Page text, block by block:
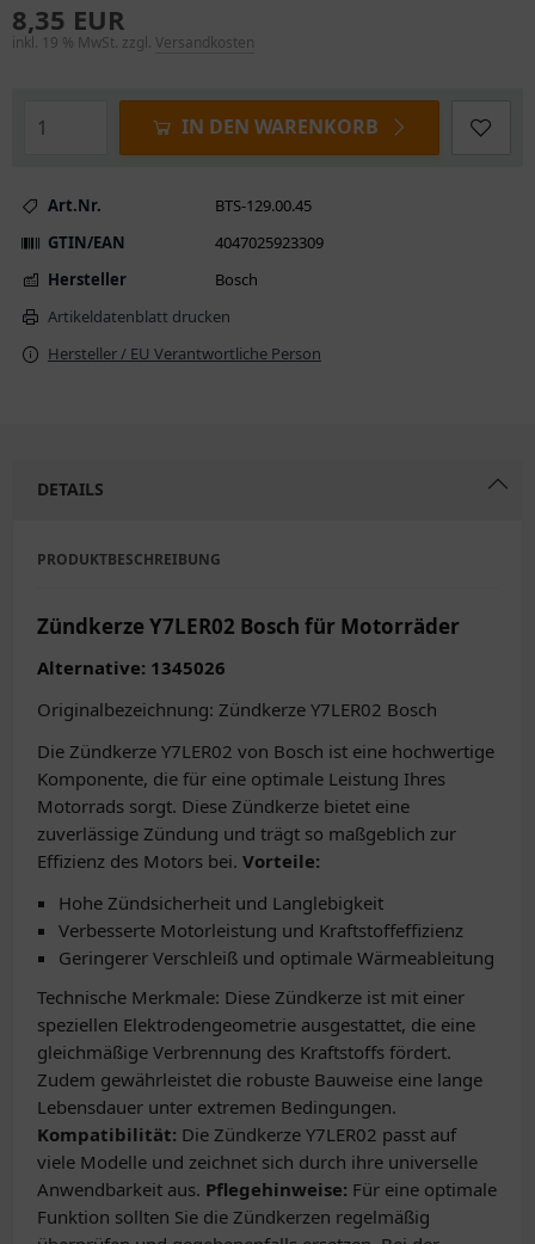
8,35 EUR
inkl. 19 % MwSt. zzgl. Versandkosten
IN DEN WARENKORB
Art.Nr.
BTS-129.00.45
GTIN/EAN
4047025923309
Hersteller
Bosch
Artikeldatenblatt drucken
Hersteller / EU Verantwortliche Person
DETAILS
PRODUKTBESCHREIBUNG
Zündkerze Y7LER02 Bosch für Motorräder
Alternative: 1345026
Originalbezeichnung: Zündkerze Y7LER02 Bosch
Die Zündkerze Y7LER02 von Bosch ist eine hochwertige
Komponente, die für eine optimale Leistung Ihres
Motorrads sorgt. Diese Zündkerze bietet eine
zuverlässige Zündung und trägt so maßgeblich zur
Effizienz des Motors bei. Vorteile:
Hohe Zündsicherheit und Langlebigkeit
Verbesserte Motorleistung und Kraftstoffeffizienz
Geringerer Verschleiß und optimale Wärmeableitung
Technische Merkmale: Diese Zündkerze ist mit einer
speziellen Elektrodengeometrie ausgestattet, die eine
gleichmäßige Verbrennung des Kraftstoffs fördert.
Zudem gewährleistet die robuste Bauweise eine lange
Lebensdauer unter extremen Bedingungen.
Kompatibilität: Die Zündkerze Y7LER02 passt auf
viele Modelle und zeichnet sich durch ihre universelle
Anwendbarkeit aus. Pflegehinweise: Für eine optimale
Funktion sollten Sie die Zündkerzen regelmäßig